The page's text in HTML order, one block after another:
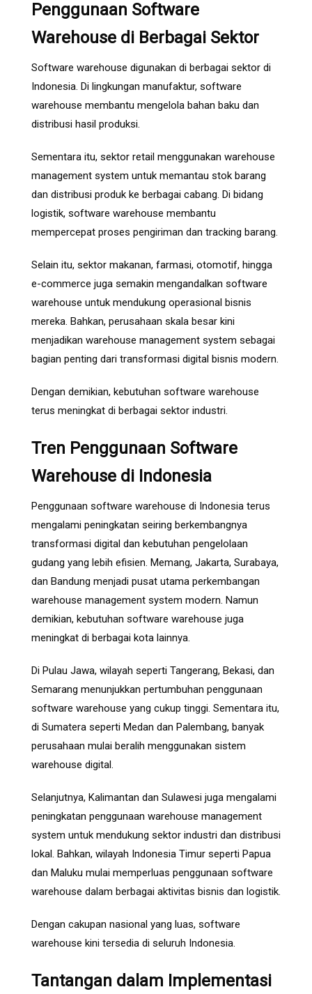
Penggunaan Software
Warehouse di Berbagai Sektor
Software warehouse digunakan di berbagai sektor di
Indonesia. Di lingkungan manufaktur, software
warehouse membantu mengelola bahan baku dan
distribusi hasil produksi.
Sementara itu, sektor retail menggunakan warehouse
management system untuk memantau stok barang
dan distribusi produk ke berbagai cabang. Di bidang
logistik, software warehouse membantu
mempercepat proses pengiriman dan tracking barang.
Selain itu, sektor makanan, farmasi, otomotif, hingga
e-commerce juga semakin mengandalkan software
warehouse untuk mendukung operasional bisnis
mereka. Bahkan, perusahaan skala besar kini
menjadikan warehouse management system sebagai
bagian penting dari transformasi digital bisnis modern.
Dengan demikian, kebutuhan software warehouse
terus meningkat di berbagai sektor industri.
Tren Penggunaan Software
Warehouse di Indonesia
Penggunaan software warehouse di Indonesia terus
mengalami peningkatan seiring berkembangnya
transformasi digital dan kebutuhan pengelolaan
gudang yang lebih efisien. Memang, Jakarta, Surabaya,
dan Bandung menjadi pusat utama perkembangan
warehouse management system modern. Namun
demikian, kebutuhan software warehouse juga
meningkat di berbagai kota lainnya.
Di Pulau Jawa, wilayah seperti Tangerang, Bekasi, dan
Semarang menunjukkan pertumbuhan penggunaan
software warehouse yang cukup tinggi. Sementara itu,
di Sumatera seperti Medan dan Palembang, banyak
perusahaan mulai beralih menggunakan sistem
warehouse digital.
Selanjutnya, Kalimantan dan Sulawesi juga mengalami
peningkatan penggunaan warehouse management
system untuk mendukung sektor industri dan distribusi
lokal. Bahkan, wilayah Indonesia Timur seperti Papua
dan Maluku mulai memperluas penggunaan software
warehouse dalam berbagai aktivitas bisnis dan logistik.
Dengan cakupan nasional yang luas, software
warehouse kini tersedia di seluruh Indonesia.
Tantangan dalam Implementasi